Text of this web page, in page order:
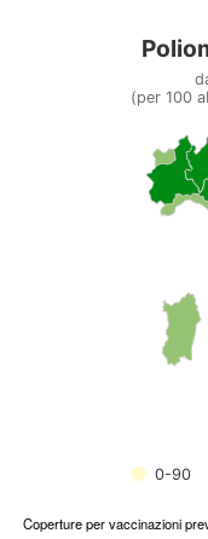
Poliomielite
Map of unspecified
dato nazionale
View as data table,
(per 100
0-90
End of interactive chart.
Coperture per vaccinazioni